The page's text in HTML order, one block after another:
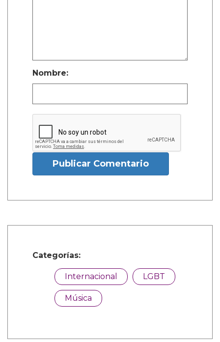
Nombre:
Publicar Comentario
Categorías:
Internacional LGBT
Música